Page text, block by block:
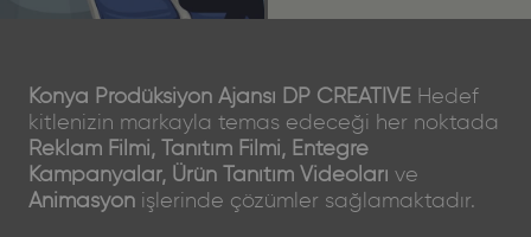
Konya Prodüksiyon Ajansı DP CREATIVE Hedef
kitlenizin markayla temas edeceği her noktada
Reklam Filmi, Tanıtım Filmi, Entegre
Kampanyalar, Ürün Tanıtım Videoları ve
Animasyon işlerinde çözümler sağlamaktadır.